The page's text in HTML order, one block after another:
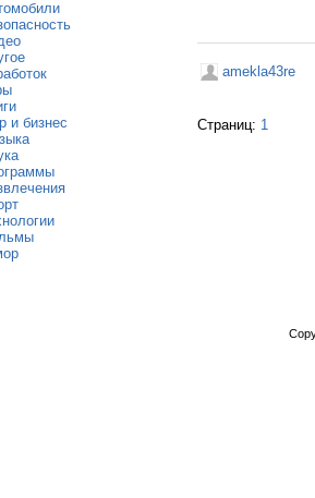
и бизнес
amekla43re
Страниц: 1